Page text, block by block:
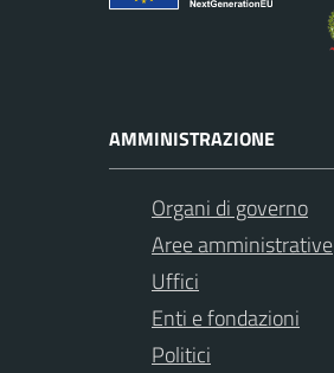
AMMINISTRAZIONE
Organi di governo
Aree amministrative
Uffici
Enti e fondazioni
Politici